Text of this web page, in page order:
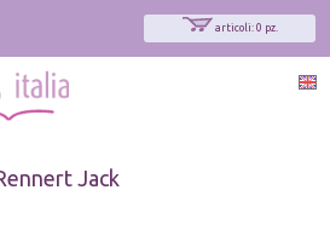
articoli: 0 pz.
Jack